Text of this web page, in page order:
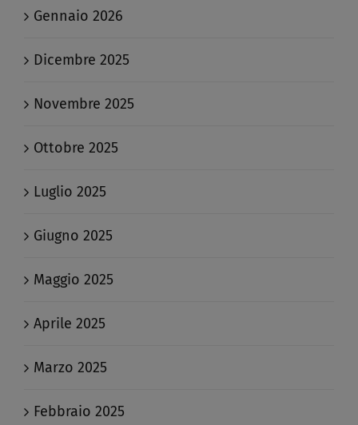
Gennaio 2026
Dicembre 2025
Novembre 2025
Ottobre 2025
Luglio 2025
Giugno 2025
Maggio 2025
Aprile 2025
Marzo 2025
Febbraio 2025